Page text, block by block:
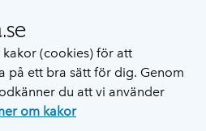
kakor (cookies) för att
på ett bra sätt för dig. Genom
du att vi använder
om kakor